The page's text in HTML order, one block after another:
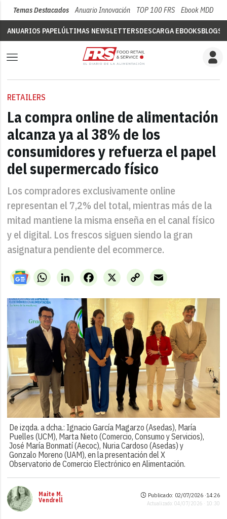
Temas Destacados Anuario Innovación TOP 100 FRS Ebook MDD
ANUARIOS PAPELÚLTIMAS NEWSLETTERSDESCARGA EBOOKSBLOGS
RETAILERS
La compra online de alimentación
alcanza ya al 38% de los
consumidores y refuerza el papel
del supermercado físico
Los compradores exclusivamente online
representan el 7,2% del total, mientras más de la
mitad mantiene la misma enseña en el canal físico
y el digital. Los frescos siguen siendo la gran
asignatura pendiente del ecommerce.
WhatsAppLinkedIn X
Facebook
Copy
Link
Email
De izqda. a dcha.: Ignacio García Magarzo (Asedas), María
Puelles (UCM), Marta Nieto (Comercio, Consumo y Servicios),
José María Bonmatí (Aecoc), Nuria Cardoso (Asedas) y
Gonzalo Moreno (UAM), en la presentación del X
Observatorio de Comercio Electrónico en Alimentación.
Maite M.
Vendrell
Publicado: 02/07/2026 ·14:26
Actualizado: 04/07/2026 · 10:30